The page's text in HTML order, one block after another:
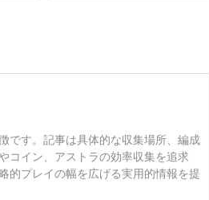
です。記事は具体的な収集場所、編成
コイン、アストラの効率収集を追求
的プレイの幅を広げる実用的情報を提